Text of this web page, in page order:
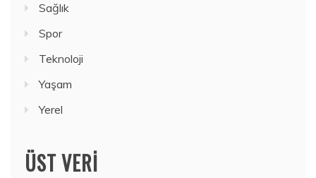
Sağlık
Spor
Teknoloji
Yaşam
Yerel
ÜST VERI